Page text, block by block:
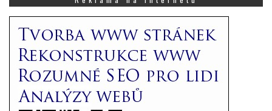
zajímá